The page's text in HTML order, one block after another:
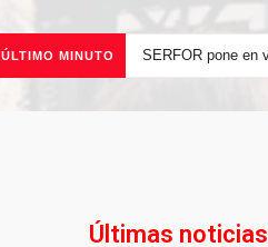
ÚLTIMO MINUTO
Últimas noticias